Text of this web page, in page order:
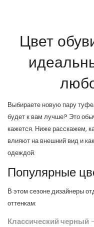
Цвет
Выбираете новую пару
будет к вам лучше? Это
кажется. Ниже расскажем,
влияют на внешний вид и
одеждой.
Популярные
В этом сезоне дизайнеры
оттенкам:
Классический черный